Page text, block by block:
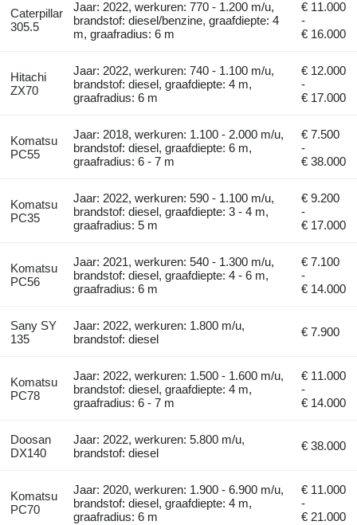
Caterpillar
305.5
Jaar: 2022, werkuren: 770 - 1.200 m/u,
brandstof: diesel/benzine, graafdiepte: 4
m, graafradius: 6 m
€ 11.000
-
€ 16.000
Hitachi
ZX70
Jaar: 2022, werkuren: 740 - 1.100 m/u,
brandstof: diesel, graafdiepte: 4 m,
graafradius: 6 m
€ 12.000
-
€ 17.000
Komatsu
PC55
Jaar: 2018, werkuren: 1.100 - 2.000 m/u,
brandstof: diesel, graafdiepte: 6 m,
graafradius: 6 - 7 m
€ 7.500
-
€ 38.000
Komatsu
PC35
Jaar: 2022, werkuren: 590 - 1.100 m/u,
brandstof: diesel, graafdiepte: 3 - 4 m,
graafradius: 5 m
€ 9.200
-
€ 17.000
Komatsu
PC56
Jaar: 2021, werkuren: 540 - 1.300 m/u,
brandstof: diesel, graafdiepte: 4 - 6 m,
graafradius: 6 m
€ 7.100
-
€ 14.000
Sany SY
135
Jaar: 2022, werkuren: 1.800 m/u,
brandstof: diesel
€ 7.900
Komatsu
PC78
Jaar: 2022, werkuren: 1.500 - 1.600 m/u,
brandstof: diesel, graafdiepte: 4 m,
graafradius: 6 - 7 m
€ 11.000
-
€ 14.000
Doosan
DX140
Jaar: 2022, werkuren: 5.800 m/u,
brandstof: diesel
€ 38.000
Komatsu
PC70
Jaar: 2020, werkuren: 1.900 - 6.900 m/u,
brandstof: diesel, graafdiepte: 4 m,
graafradius: 6 m
€ 11.000
-
€ 21.000